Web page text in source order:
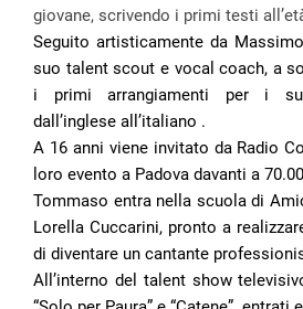
giovane, scrivendo i primi testi
Seguito artisticamente da
suo talent scout e vocal coach, a
i primi arrangiamenti per i
dall’inglese all’italiano .
A 16 anni viene invitato da Radio
loro evento a Padova davanti a
Tommaso entra nella scuola di
Lorella Cuccarini, pronto a
di diventare un cantante
All’interno del talent show